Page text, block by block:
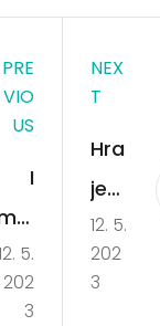
PRE
VIO
US
I
ičk
osti
5.
202
3
NEX
T
Hra
jete
rád
i
12. 5.
202
3